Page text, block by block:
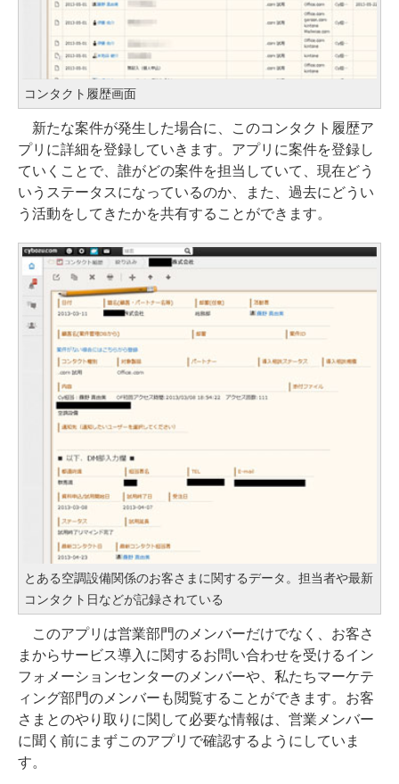
コンタクト履歴画面
新たな案件が発生した場合に、このコンタクト履歴ア
プリに詳細を登録していきます。アプリに案件を登録し
ていくことで、誰がどの案件を担当していて、現在どう
いうステータスになっているのか、また、過去にどうい
う活動をしてきたかを共有することができます。
とある空調設備関係のお客さまに関するデータ。担当者や最新
コンタクト日などが記録されている
このアプリは営業部門のメンバーだけでなく、お客さ
まからサービス導入に関するお問い合わせを受けるイン
フォメーションセンターのメンバーや、私たちマーケテ
ィング部門のメンバーも閲覧することができます。お客
さまとのやり取りに関して必要な情報は、営業メンバー
に聞く前にまずこのアプリで確認するようにしていま
す。